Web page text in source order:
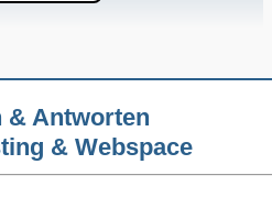
& Antworten
& Webspace